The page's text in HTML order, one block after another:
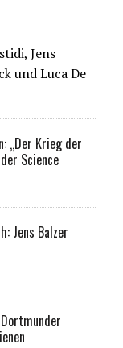
Jens
und Luca De
„Der Krieg der
Science
Jens Balzer